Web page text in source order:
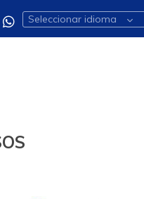
Seleccionar idioma